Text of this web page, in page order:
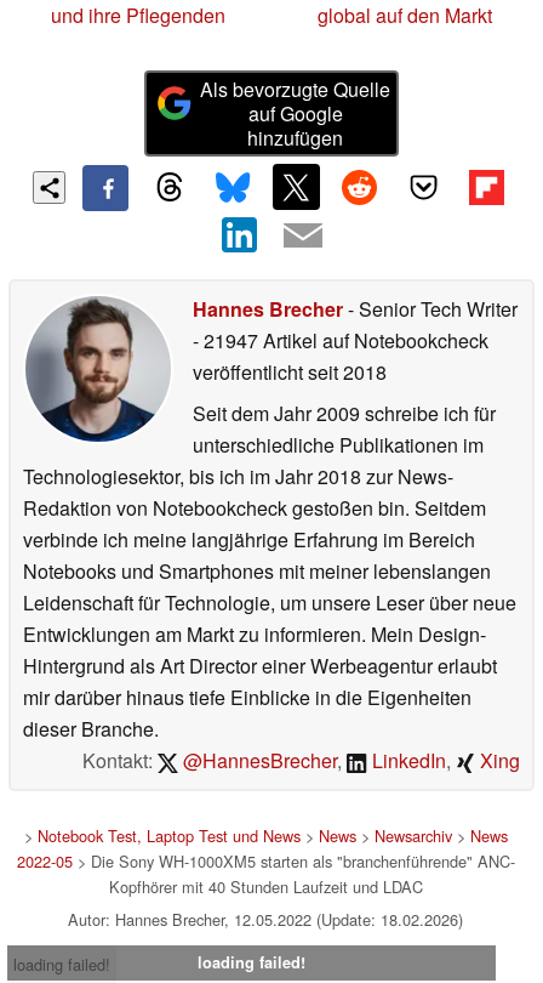
und ihre Pflegenden
global auf den Markt
Als bevorzugte Quelle
auf Google
hinzufügen
Hannes Brecher- Senior Tech Writer
- 21947 Artikel auf Notebookcheck
veröffentlichtseit 2018
Seit dem Jahr 2009 schreibe ich für
unterschiedliche Publikationen im
Technologiesektor, bis ich im Jahr 2018 zur News-
Redaktion von Notebookcheck gestoßen bin. Seitdem
verbinde ich meine langjährige Erfahrung im Bereich
Notebooks und Smartphones mit meiner lebenslangen
Leidenschaft für Technologie, um unsere Leser über neue
Entwicklungen am Markt zu informieren. Mein Design-
Hintergrund als Art Director einer Werbeagentur erlaubt
mir darüber hinaus tiefe Einblicke in die Eigenheiten
dieser Branche.
Kontakt:
@HannesBrecher, LinkedIn, Xing
> Notebook Test, Laptop Test und News> News> Newsarchiv> News
2022-05> Die Sony WH-1000XM5 starten als "branchenführende" ANC-
Kopfhörer mit 40 Stunden Laufzeit und LDAC
Autor: Hannes Brecher, 12.05.2022 (Update: 18.02.2026)
loading failed!
loading failed!